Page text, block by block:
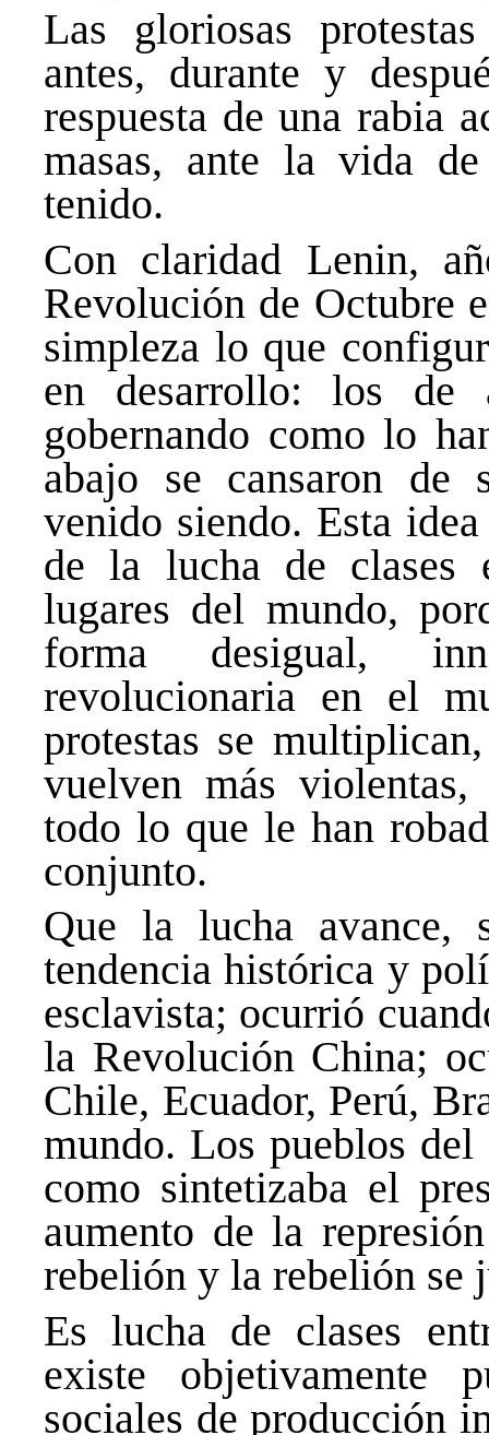
Las gloriosas
antes, durante y
respuesta de una rabia
masas, ante la vida
tenido.
Con claridad Lenin,
Revolución de Octubre
simpleza lo que
en desarrollo: los de
gobernando como lo
abajo se cansaron de
venido siendo. Esta
de la lucha de clases
lugares del mundo,
forma desigual,
revolucionaria en el
protestas se
vuelven más
todo lo que le han
conjunto.
Que la lucha avance,
tendencia histórica y
esclavista; ocurrió
la Revolución China;
Chile, Ecuador, Perú,
mundo. Los pueblos
como sintetizaba el
aumento de la
rebelión y la rebelión se
Es lucha de clases
existe objetivamente
sociales de producción